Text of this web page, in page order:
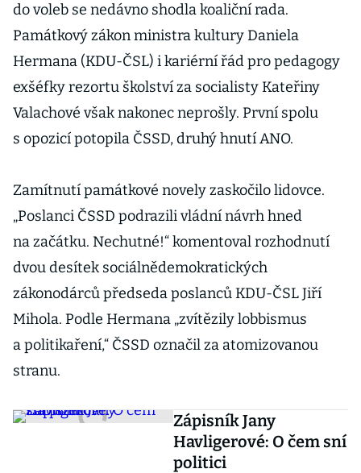
do voleb se nedávno shodla koaliční rada.
Památkový zákon ministra kultury Daniela
Hermana (KDU-ČSL) i kariérní řád pro pedagogy
exšéfky rezortu školství za socialisty Kateřiny
Valachové však nakonec neprošly. První spolu
s opozicí potopila ČSSD, druhý hnutí ANO.
Zamítnutí památkové novely zaskočilo lidovce.
„Poslanci ČSSD podrazili vládní návrh hned
na začátku. Nechutné!“ komentoval rozhodnutí
dvou desítek sociálnědemokratických
zákonodárců předseda poslanců KDU-ČSL Jiří
Mihola. Podle Hermana „zvítězily lobbismus
a politikaření,“ ČSSD označil za atomizovanou
stranu.
Zápisník Jany
Havligerové: O čem sní
politici